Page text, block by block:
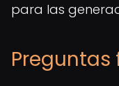
para las
Preguntas